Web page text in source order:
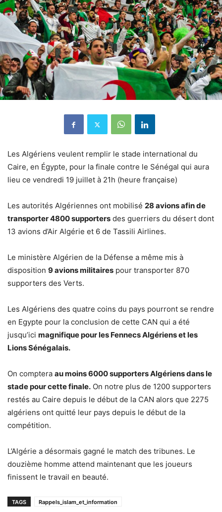
Les Algériens veulent remplir le stade international du
Caire, en Égypte, pour la finale contre le Sénégal qui aura
lieu ce vendredi 19 juillet à 21h (heure française)
Les autorités Algériennes ont mobilisé 28 avions afin de
transporter 4800 supporters des guerriers du désert dont
13 avions d’Air Algérie et 6 de Tassili Airlines.
Le ministère Algérien de la Défense a même mis à
disposition 9 avions militaires pour transporter 870
supporters des Verts.
Les Algériens des quatre coins du pays pourront se rendre
en Egypte pour la conclusion de cette CAN qui a été
jusqu’ici magnifique pour les Fennecs Algériens et les
Lions Sénégalais.
On comptera au moins 6000 supporters Algériens dans le
stade pour cette finale. On notre plus de 1200 supporters
restés au Caire depuis le début de la CAN alors que 2275
algériens ont quitté leur pays depuis le début de la
compétition.
L’Algérie a désormais gagné le match des tribunes. Le
douzième homme attend maintenant que les joueurs
finissent le travail en beauté.
TAGS Rappels_islam_et_information